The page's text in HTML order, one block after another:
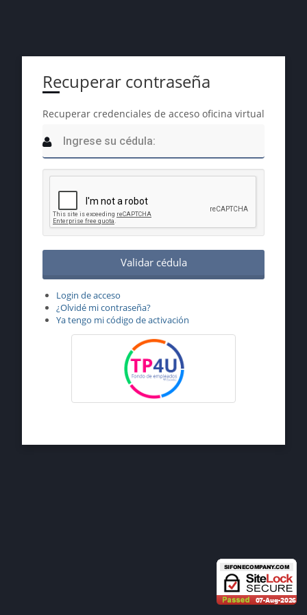
Recuperar contraseña
Recuperar credenciales de acceso oficina virtual
Login de acceso
¿Olvidé mi contraseña?
Ya tengo mi código de activación